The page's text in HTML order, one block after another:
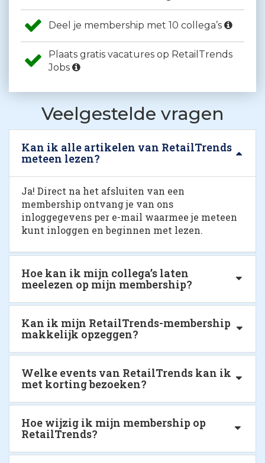
Deel je membership met 10 collega’s
Plaats gratis vacatures op RetailTrends
Jobs
Veelgestelde vragen
Kan ik alle artikelen van RetailTrends
meteen lezen?
Ja! Direct na het afsluiten van een
membership ontvang je van ons
inloggegevens per e-mail waarmee je meteen
kunt inloggen en beginnen met lezen.
Hoe kan ik mijn collega’s laten
meelezen op mijn membership?
Kan ik mijn RetailTrends-membership
makkelijk opzeggen?
Welke events van RetailTrends kan ik
met korting bezoeken?
Hoe wijzig ik mijn membership op
RetailTrends?